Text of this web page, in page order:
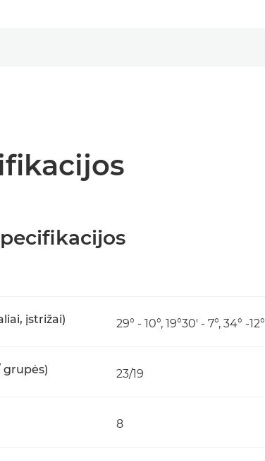
įstrižai) 29° - 10°, 19°30' - 7°, 34° -12°
23/19
8